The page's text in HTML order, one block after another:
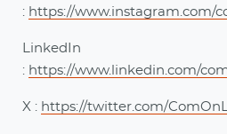
: https://www.instagram.com/
LinkedIn
: https://www.linkedin.com/
X : https://twitter.com/